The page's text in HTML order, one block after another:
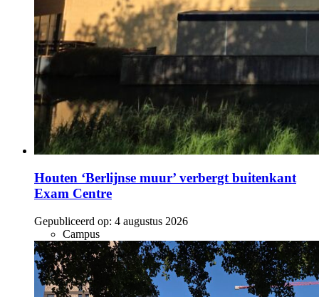
Houten ‘Berlijnse muur’ verbergt buitenkant
Exam Centre
Gepubliceerd op: 4 augustus 2026
Campus